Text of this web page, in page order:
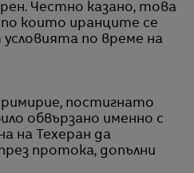
Честно казано, това
които иранците се
по време на
постигнато
обвързано именно с
на Техеран да
протока, допълни